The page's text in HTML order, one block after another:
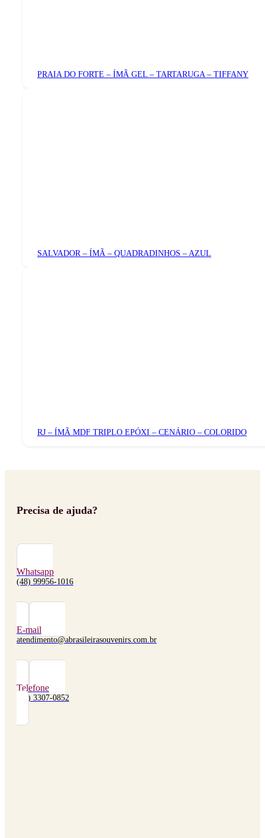
PRAIA DO FORTE – ÍMÃ GEL – TARTARUGA – TIFFANY
SALVADOR – ÍMÃ – QUADRADINHOS – AZUL
RJ – ÍMÃ MDF TRIPLO EPÓXI – CENÁRIO – COLORIDO
Precisa de ajuda?
Whatsapp
(48) 99956-1016
E-mail
atendimento@abrasileirasouvenirs.com.br
Telefone
(48) 3307-0852